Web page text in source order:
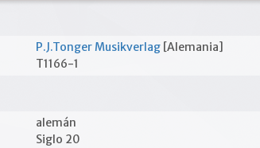
P.J.Tonger Musikverlag [Alemania]
T1166-1
alemán
Siglo 20